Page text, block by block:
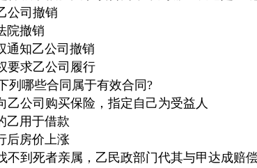
公司撤销
院撤销
通知乙公司撤销
要求乙公司履行
列哪些合同属于有效合同?
公司购买保险，指定自己为受益人
乙用于借款
后房价上涨
到死者亲属，乙民政部门代其与甲达成赔